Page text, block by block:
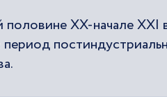
ХХ-начале XXI
период